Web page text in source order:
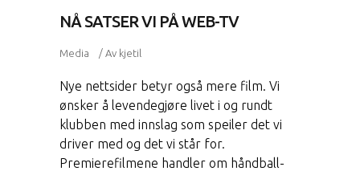
NÅ SATSER VI PÅ WEB-TV
Media Av kjetil
Nye nettsider betyr også mere film. Vi
ønsker å levendegjøre livet i og rundt
klubben med innslag som speiler det vi
driver med og det vi står for.
Premierefilmene handler om håndball-